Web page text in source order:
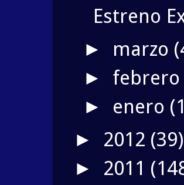
Estreno
► marzo
► febrero
► enero
► 2012 (39)
► 2011